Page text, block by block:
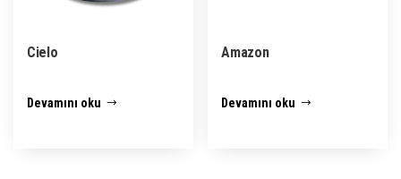
Cielo
Devamını oku
Amazon
Devamını oku